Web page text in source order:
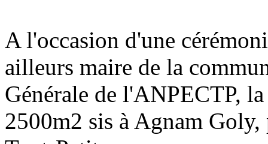
A l'occasion d'une
ailleurs maire de la
Générale de l'ANPECTP,
2500m2 sis à Agnam